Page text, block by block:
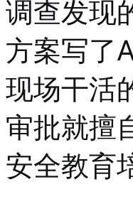
调查发现
方案写了
现场干活
审批就擅
安全教育